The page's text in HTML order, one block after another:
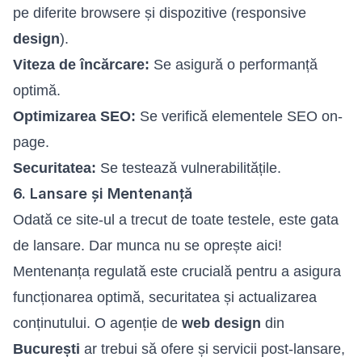
pe diferite browsere și dispozitive (responsive
design).
Viteza de încărcare: Se asigură o performanță
optimă.
Optimizarea SEO: Se verifică elementele SEO on-
page.
Securitatea: Se testează vulnerabilitățile.
6. Lansare și Mentenanță
Odată ce site-ul a trecut de toate testele, este gata
de lansare. Dar munca nu se oprește aici!
Mentenanța regulată este crucială pentru a asigura
funcționarea optimă, securitatea și actualizarea
conținutului. O agenție de web design din
București ar trebui să ofere și servicii post-lansare,